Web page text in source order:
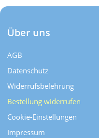
Über uns
AGB
Datenschutz
Widerrufsbelehrung
Bestellung widerrufen
Cookie-Einstellungen
Impressum